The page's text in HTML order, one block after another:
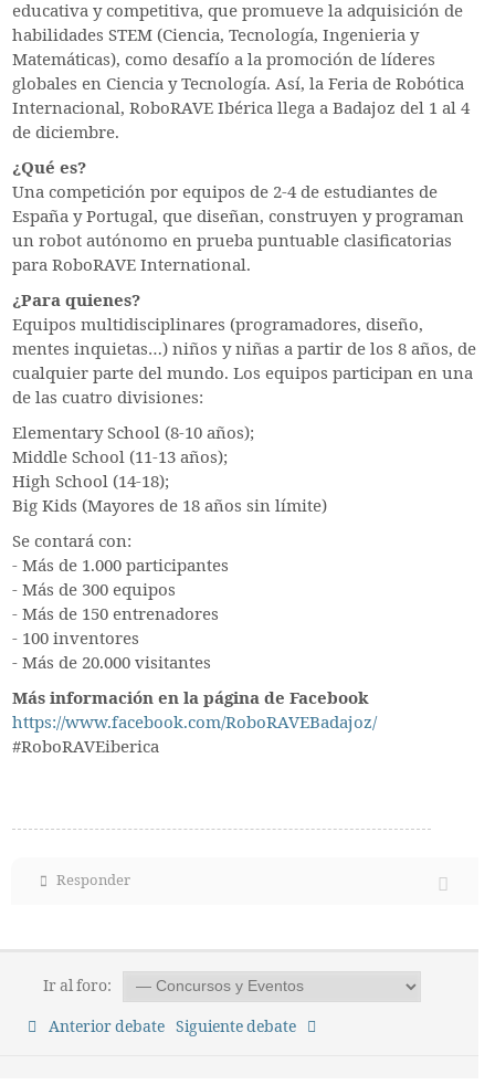
educativa y competitiva, que promueve la adquisición de
habilidades STEM (Ciencia, Tecnología, Ingenieria y
Matemáticas), como desafío a la promoción de líderes
globales en Ciencia y Tecnología. Así, la Feria de Robótica
Internacional, RoboRAVE Ibérica llega a Badajoz del 1 al 4
de diciembre.
¿Qué es?
Una competición por equipos de 2-4 de estudiantes de
España y Portugal, que diseñan, construyen y programan
un robot autónomo en prueba puntuable clasificatorias
para RoboRAVE International.
¿Para quienes?
Equipos multidisciplinares (programadores, diseño,
mentes inquietas…) niños y niñas a partir de los 8 años, de
cualquier parte del mundo. Los equipos participan en una
de las cuatro divisiones:
Elementary School (8-10 años);
Middle School (11-13 años);
High School (14-18);
Big Kids (Mayores de 18 años sin límite)
Se contará con:
- Más de 1.000 participantes
- Más de 300 equipos
- Más de 150 entrenadores
- 100 inventores
- Más de 20.000 visitantes
Más información en la página de Facebook
https://www.facebook.com/RoboRAVEBadajoz/
#RoboRAVEiberica
Responder
Ir al foro:
Anterior debate Siguiente debate